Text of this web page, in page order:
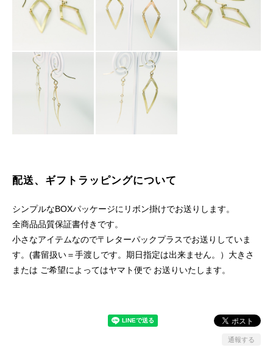
配送、ギフトラッピングについて
シンプルなBOXパッケージにリボン掛けでお送りします。
全商品品質保証書付きです。
小さなアイテムなので〒レターパックプラスでお送りしていま
す。(書留扱い＝手渡しです。期日指定は出来ません。）大きさ
または ご希望によってはヤマト便で お送りいたします。
通報する